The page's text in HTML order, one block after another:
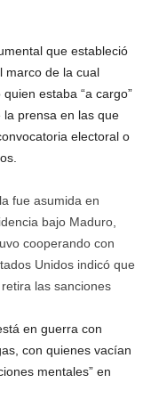
que estableció
marco de la cual
estaba “a cargo”
la prensa en las que
electoral o
fue asumida en
bajo Maduro,
cooperando con
Unidos indicó que
las sanciones
en guerra con
con quienes vacían
mentales” en